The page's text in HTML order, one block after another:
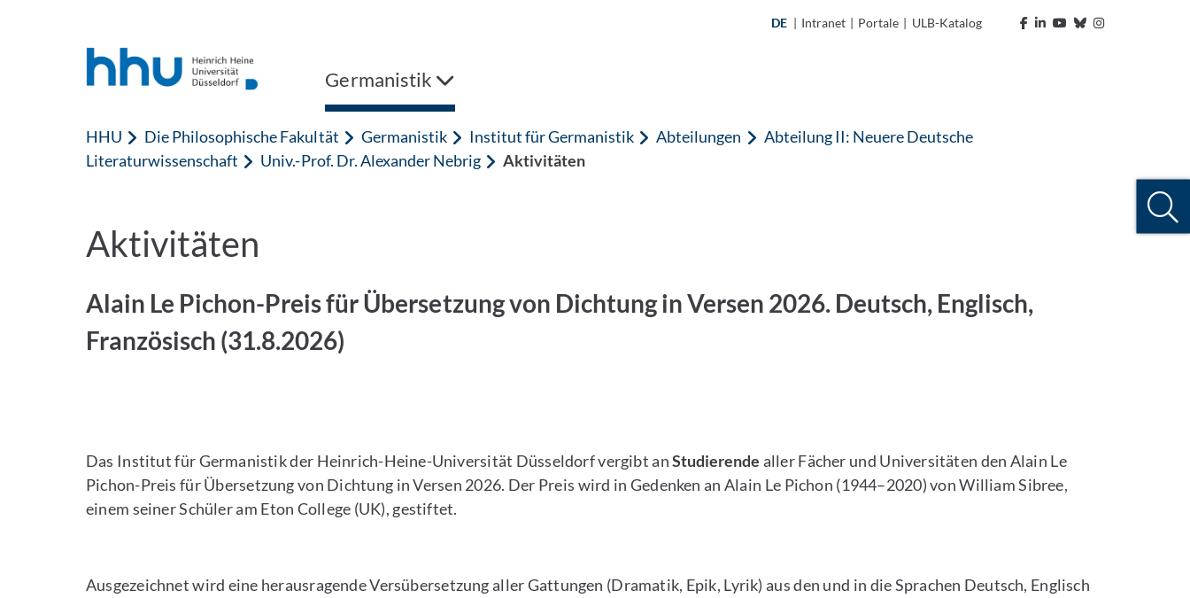
DE | Intranet | Portale | ULB-Katalog
Germanistik
HHU Die Philosophische Fakultät Germanistik Institut für Germanistik Abteilungen
Abteilung II: Neuere Deutsche
Literaturwissenschaft
Univ.-Prof. Dr. Alexander Nebrig Aktivitäten
Aktivitäten
Alain Le Pichon-Preis für Übersetzung von Dichtung in Versen 2026. Deutsch, Englisch,
Französisch (31.8.2026)
Das Institut für Germanistik der Heinrich-Heine-Universität Düsseldorf vergibt anStudierende aller Fächer und Universitäten den Alain Le
Pichon-Preis für Übersetzung von Dichtung in Versen 2026. Der Preis wird in Gedenken an Alain Le Pichon (1944–2020) von William Sibree,
einem seiner Schüler am Eton College (UK), gestiftet.
Ausgezeichnet wird eine herausragende Versübersetzung aller Gattungen (Dramatik, Epik, Lyrik) aus den und in die Sprachen Deutsch, Englisch